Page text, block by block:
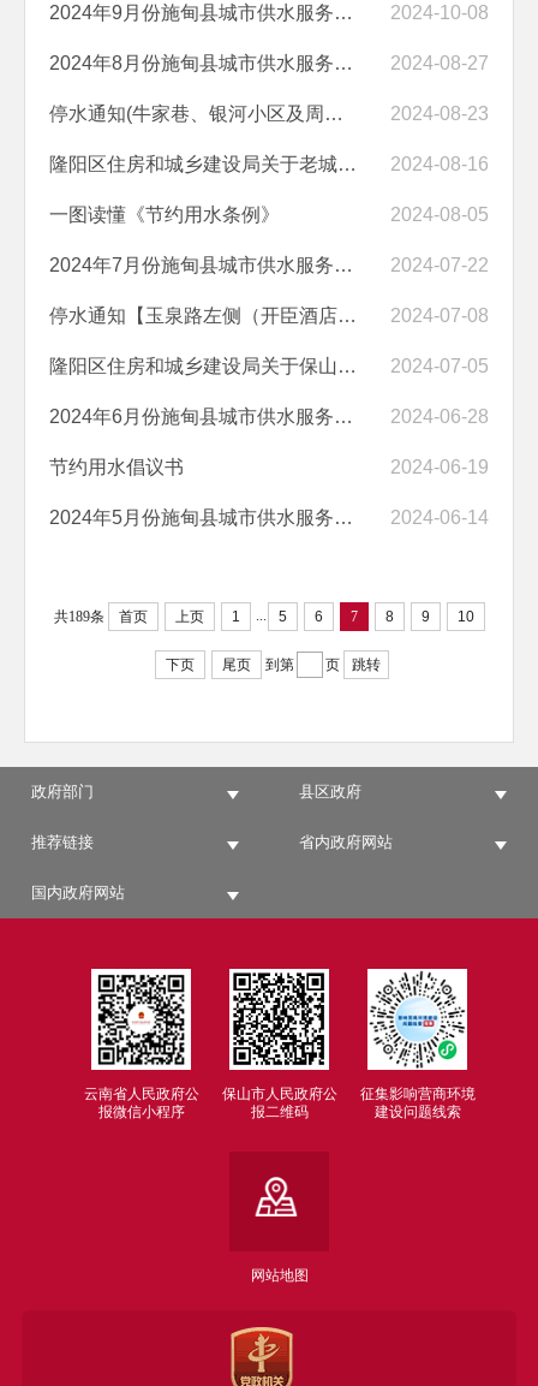
2024年9月份施甸县城市供水服务中心水质检验报告 2024-10-08
2024年8月份施甸县城市供水服务中心水质检验报告 2024-08-27
停水通知(牛家巷、银河小区及周边用户停水) 2024-08-23
隆阳区住房和城乡建设局关于老城区部分供水区域停水的通知 2024-08-16
一图读懂《节约用水条例》 2024-08-05
2024年7月份施甸县城市供水服务中心水质检验报告 2024-07-22
停水通知【玉泉路左侧（开臣酒店--星河小区--玉泉名居）沿线用户停水】 2024-07-08
隆阳区住房和城乡建设局关于保山市中心城区2024年度城市供水厂出厂水水... 2024-07-05
2024年6月份施甸县城市供水服务中心水质检验报告 2024-06-28
节约用水倡议书 2024-06-19
2024年5月份施甸县城市供水服务中心水质检验报告 2024-06-14
共189条 首页 上页 1 ... 5 6 7 8 9 10
下页 尾页 到第 页 跳转
政府部门 县区政府
推荐链接 省内政府网站
国内政府网站
云南省人民政府公
报微信小程序
保山市人民政府公
报二维码
征集影响营商环境
建设问题线索
网站地图